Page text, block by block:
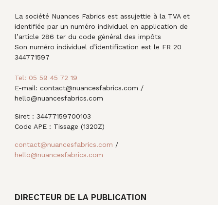
La société Nuances Fabrics est assujettie à la TVA et
identifiée par un numéro individuel en application de
l’article 286 ter du code général des impôts
Son numéro individuel d’identification est le FR 20
344771597
Tel: 05 59 45 72 19
E-mail: contact@nuancesfabrics.com /
hello@nuancesfabrics.com
Siret : 34477159700103
Code APE : Tissage (1320Z)
contact@nuancesfabrics.com /
hello@nuancesfabrics.com
DIRECTEUR DE LA PUBLICATION